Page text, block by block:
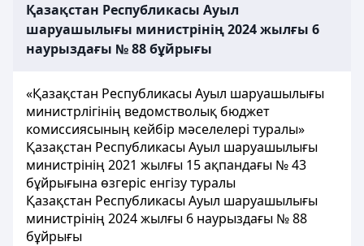
Қазақстан Республикасы Ауыл
шаруашылығы министрінің 2024 жылғы 6
наурыздағы № 88 бұйрығы
«Қазақстан Республикасы Ауыл шаруашылығы
министрлігінің ведомстволық бюджет
комиссиясының кейбір мәселелері туралы»
Қазақстан Республикасы Ауыл шаруашылығы
министрінің 2021 жылғы 15 ақпандағы № 43
бұйрығына өзгеріс енгізу туралы
Қазақстан Республикасы Ауыл шаруашылығы
министрінің 2024 жылғы 6 наурыздағы № 88
бұйрығы